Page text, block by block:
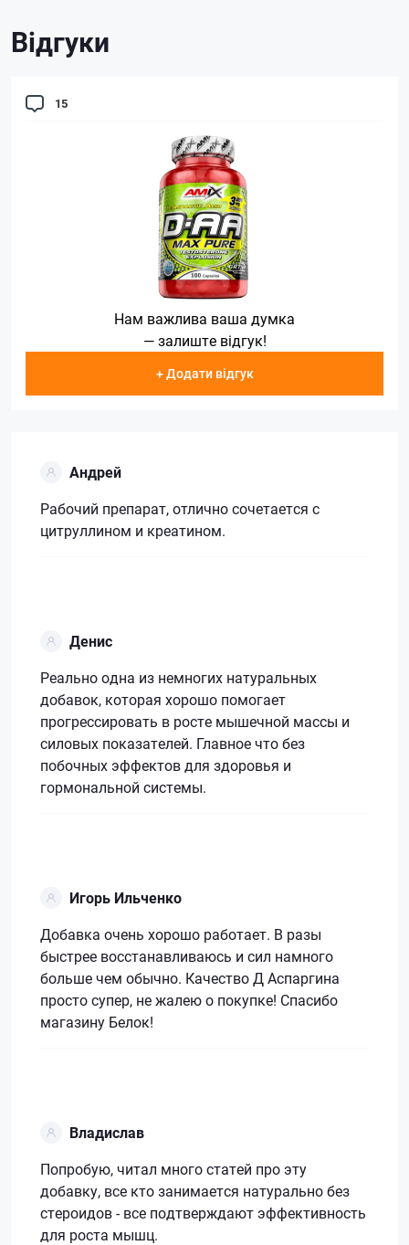
Відгуки
15
Нам важлива ваша думка
— залиште відгук!
+ Додати відгук
Андрей
Рабочий препарат, отлично сочетается с
цитруллином и креатином.
Денис
Реально одна из немногих натуральных
добавок, которая хорошо помогает
прогрессировать в росте мышечной массы и
силовых показателей. Главное что без
побочных эффектов для здоровья и
гормональной системы.
Игорь Ильченко
Добавка очень хорошо работает. В разы
быстрее восстанавливаюсь и сил намного
больше чем обычно. Качество Д Аспаргина
просто супер, не жалею о покупке! Спасибо
магазину Белок!
Владислав
Попробую, читал много статей про эту
добавку, все кто занимается натурально без
стероидов - все подтверждают эффективность
для роста мышц.